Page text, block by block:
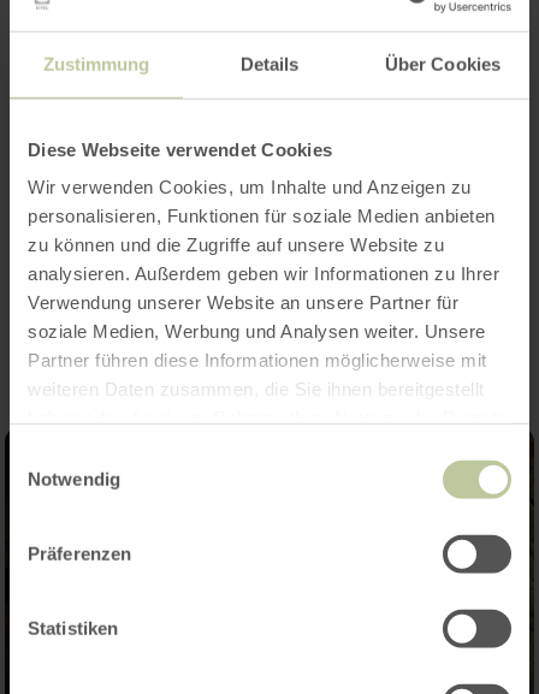
Zustimmung Details Über Cookies
Diese Webseite verwendet Cookies
Wir verwenden Cookies, um Inhalte und Anzeigen zu
personalisieren, Funktionen für soziale Medien anbieten
zu können und die Zugriffe auf unsere Website zu
analysieren. Außerdem geben wir Informationen zu Ihrer
Verwendung unserer Website an unsere Partner für
soziale Medien, Werbung und Analysen weiter. Unsere
Partner führen diese Informationen möglicherweise mit
weiteren Daten zusammen, die Sie ihnen bereitgestellt
Notwendig
Präferenzen
Statistiken
Openingstijden
Kenmerken / bijzonderheden
Categorieën
Aantal zitplaatsen
Impressies